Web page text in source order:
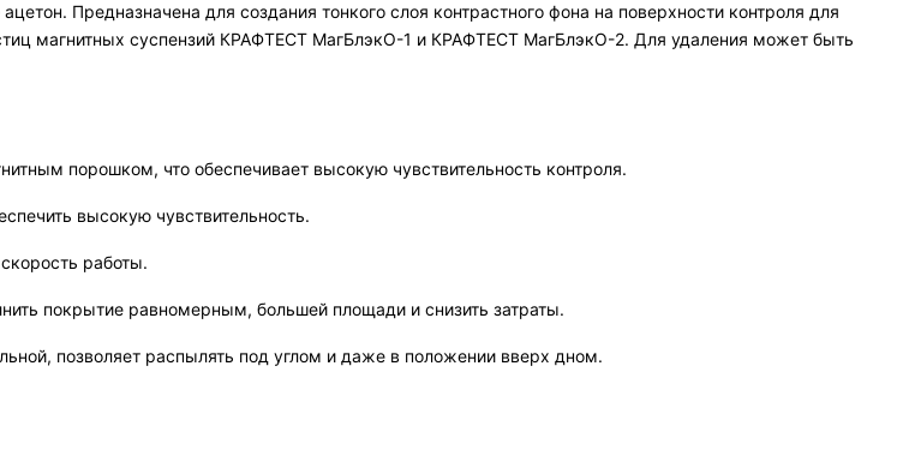
Предназначена для создания тонкого слоя контрастного фона на поверхности контроля для
магнитных суспензий КРАФТЕСТ МагБлэкО-1 и КРАФТЕСТ МагБлэкО-2. Для удаления может быть
порошком, что обеспечивает высокую чувствительность контроля.
высокую чувствительность.
работы.
покрытие равномерным, большей площади и снизить затраты.
позволяет распылять под углом и даже в положении вверх дном.